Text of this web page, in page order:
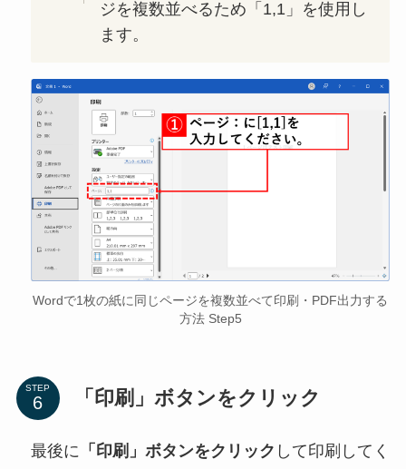
ジを複数並べるため「1,1」を使用し
ます。
Wordで1枚の紙に同じページを複数並べて印刷・PDF出力する
方法 Step5
STEP 「印刷」ボタンをクリック
最後に 「印刷」ボタンをクリック して印刷してく